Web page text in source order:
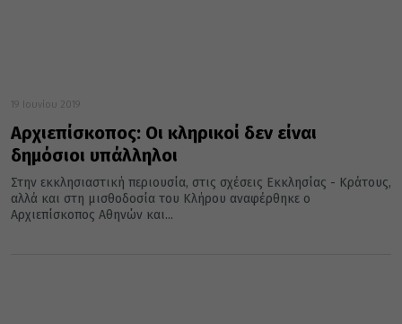
19 Ιουνίου 2019
Αρχιεπίσκοπος: Οι κληρικοί δεν είναι
δημόσιοι υπάλληλοι
Στην εκκλησιαστική περιουσία, στις σχέσεις Εκκλησίας - Κράτους,
αλλά και στη μισθοδοσία του Κλήρου αναφέρθηκε ο
Αρχιεπίσκοπος Αθηνών και...